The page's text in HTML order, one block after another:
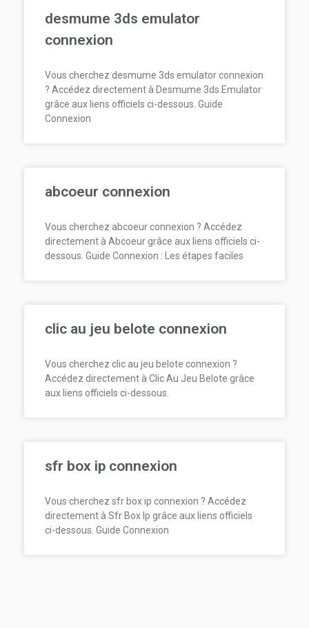
desmume 3ds emulator
connexion
Vous cherchez desmume 3ds emulator connexion
? Accédez directement à Desmume 3ds Emulator
grâce aux liens officiels ci-dessous. Guide
Connexion
abcoeur connexion
Vous cherchez abcoeur connexion ? Accédez
directement à Abcoeur grâce aux liens officiels ci-
dessous. Guide Connexion : Les étapes faciles
clic au jeu belote connexion
Vous cherchez clic au jeu belote connexion ?
Accédez directement à Clic Au Jeu Belote grâce
aux liens officiels ci-dessous.
sfr box ip connexion
Vous cherchez sfr box ip connexion ? Accédez
directement à Sfr Box Ip grâce aux liens officiels
ci-dessous. Guide Connexion